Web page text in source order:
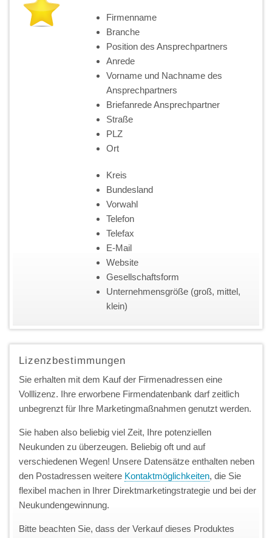
Firmenname
Branche
Position des Ansprechpartners
Anrede
Vorname und Nachname des
Ansprechpartners
Briefanrede Ansprechpartner
Straße
PLZ
Ort
Kreis
Bundesland
Vorwahl
Telefon
Telefax
E-Mail
Website
Gesellschaftsform
Unternehmensgröße (groß, mittel,
klein)
Lizenzbestimmungen
Sie erhalten mit dem Kauf der Firmenadressen eine
Volllizenz. Ihre erworbene Firmendatenbank darf zeitlich
unbegrenzt für Ihre Marketingmaßnahmen genutzt werden.
Sie haben also beliebig viel Zeit, Ihre potenziellen
Neukunden zu überzeugen. Beliebig oft und auf
verschiedenen Wegen! Unsere Datensätze enthalten neben
den Postadressen weitere Kontaktmöglichkeiten, die Sie
flexibel machen in Ihrer Direktmarketingstrategie und bei der
Neukundengewinnung.
Bitte beachten Sie, dass der Verkauf dieses Produktes